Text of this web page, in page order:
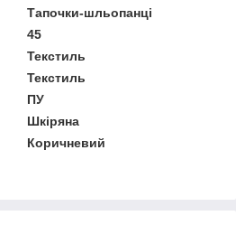
Тапочки-шльопанці
45
Текстиль
Текстиль
ПУ
Шкіряна
Коричневий